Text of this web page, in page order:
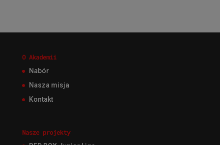
O Akademii
Nabór
Nasza misja
Kontakt
Nasze projekty